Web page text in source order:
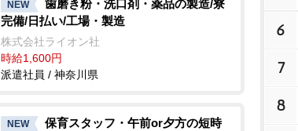
NEW
歯磨き粉・洗口剤・薬品の製造/寮
完備/日払い/工場・製造
株式会社ライオン社
時給1,600円
派遣社員 / 神奈川県
NEW
保育スタッフ・午前or夕方の短時
6
7
8